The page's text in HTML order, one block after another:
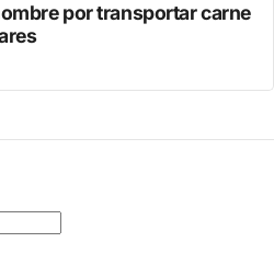
por transportar carne